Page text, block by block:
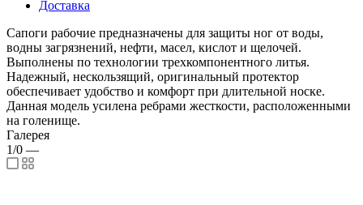
Доставка
Сапоги рабочие предназначены для защиты ног от воды,
водны загрязнений, нефти, масел, кислот и щелочей.
Выполнены по технологии трехкомпонентного литья.
Надежный, нескользящий, оригинальный протектор
обеспечивает удобство и комфорт при длительной носке.
Данная модель усилена ребрами жесткости, расположенными
на голенище.
Галерея
1/0 —